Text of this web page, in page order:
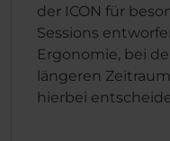
der ICON für
Sessions
Ergonomie, bei
längeren
hierbei